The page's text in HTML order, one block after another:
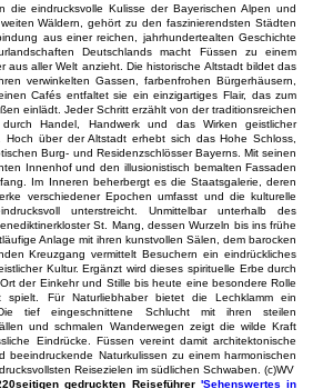
die eindrucksvolle Kulisse der Bayerischen Alpen und
Wäldern, gehört zu den faszinierendsten Städten
aus einer reichen, jahrhundertealten Geschichte
Deutschlands macht Füssen zu einem
aus aller Welt anzieht. Die historische Altstadt bildet das
verwinkelten Gassen, farbenfrohen Bürgerhäusern,
Cafés entfaltet sie ein einzigartiges Flair, das zum
einlädt. Jeder Schritt erzählt von der traditionsreichen
Handel, Handwerk und das Wirken geistlicher
Hoch über der Altstadt erhebt sich das Hohe Schloss,
Burg- und Residenzschlösser Bayerns. Mit seinen
Innenhof und den illusionistisch bemalten Fassaden
Im Inneren beherbergt es die Staatsgalerie, deren
verschiedener Epochen umfasst und die kulturelle
unterstreicht. Unmittelbar unterhalb des
St. Mang, dessen Wurzeln bis ins frühe
Anlage mit ihren kunstvollen Sälen, dem barocken
Kreuzgang vermittelt Besuchern ein eindrückliches
Kultur. Ergänzt wird dieses spirituelle Erbe durch
der Einkehr und Stille bis heute eine besondere Rolle
Für Naturliebhaber bietet die Lechklamm ein
tief eingeschnittene Schlucht mit ihren steilen
und schmalen Wanderwegen zeigt die wilde Kraft
Eindrücke. Füssen vereint damit architektonische
beeindruckende Naturkulissen zu einem harmonischen
Reisezielen im südlichen Schwaben. (c)WV
gedruckten Reiseführer 'Sehenswertes in